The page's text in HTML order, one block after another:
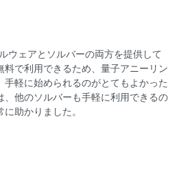
ウェアとソルバーの両方を提供して
料で利用できるため、量子アニーリン
軽に始められるのがとてもよかった
、他のソルバーも手軽に利用できるの
助かりました。